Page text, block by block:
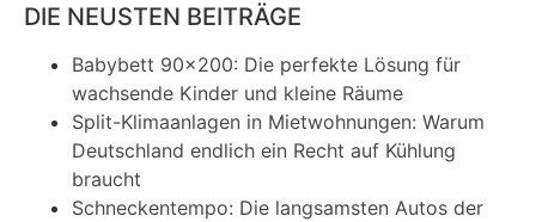
DIE NEUSTEN BEITRÄGE
Babybett 90×200: Die perfekte Lösung für
wachsende Kinder und kleine Räume
Split-Klimaanlagen in Mietwohnungen: Warum
Deutschland endlich ein Recht auf Kühlung
braucht
Schneckentempo: Die langsamsten Autos der